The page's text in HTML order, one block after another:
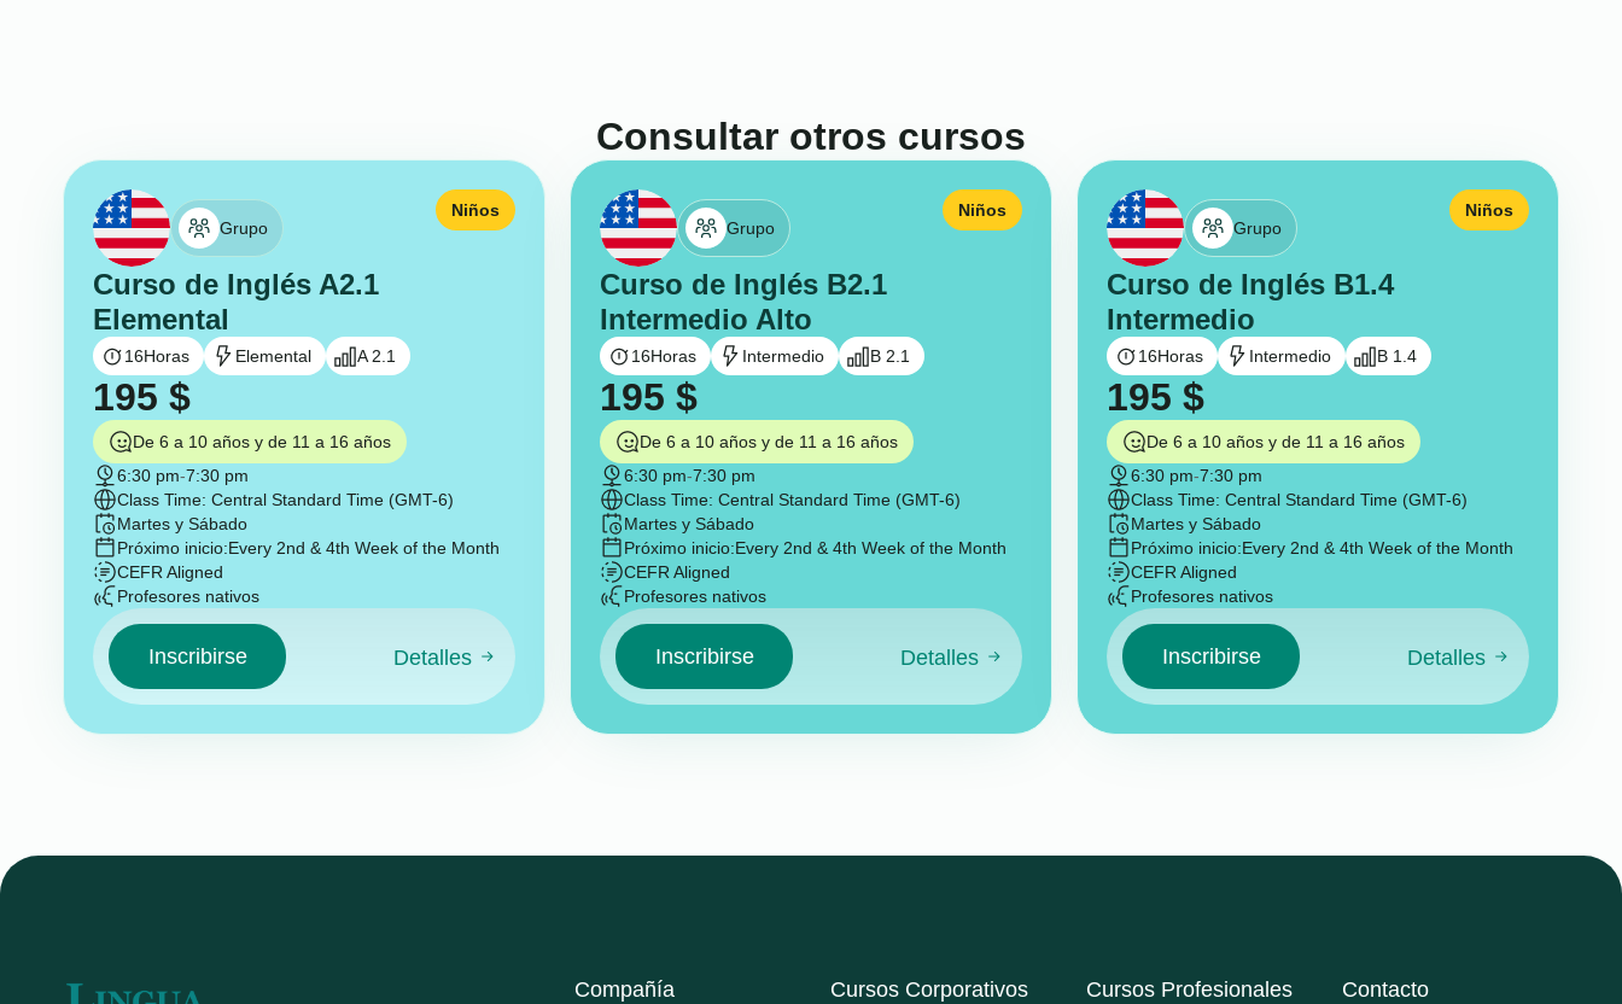
Consultar otros cursos
Grupo
Curso de Inglés A2.1
Elemental
Niños
16Horas Elemental A 2.1
195 $
De 6 a 10 años y de 11 a 16 años
6:30 pm-7:30 pm
Class Time: Central Standard Time (GMT-6)
Martes y Sábado
Próximo inicio:Every 2nd & 4th Week of the Month
CEFR Aligned
Profesores nativos
Inscribirse Detalles
Grupo
Curso de Inglés B2.1
Intermedio Alto
Niños
16Horas Intermedio B 2.1
195 $
De 6 a 10 años y de 11 a 16 años
6:30 pm-7:30 pm
Class Time: Central Standard Time (GMT-6)
Martes y Sábado
Próximo inicio:Every 2nd & 4th Week of the Month
CEFR Aligned
Profesores nativos
Inscribirse Detalles
Grupo
Curso de Inglés B1.4
Intermedio
Niños
16Horas Intermedio B 1.4
195 $
De 6 a 10 años y de 11 a 16 años
6:30 pm-7:30 pm
Class Time: Central Standard Time (GMT-6)
Martes y Sábado
Próximo inicio:Every 2nd & 4th Week of the Month
CEFR Aligned
Profesores nativos
Inscribirse Detalles
Compañía Cursos Corporativos Cursos Profesionales Contacto